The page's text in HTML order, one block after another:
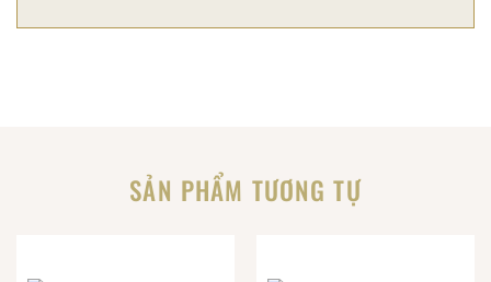
SẢN PHẨM TƯƠNG TỰ